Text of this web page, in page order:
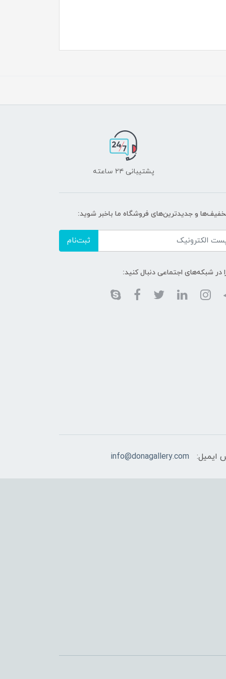
پشتیبانی ۲۴ ساعته
و جدیدترین‌های فروشگاه ما باخبر شوید:
ثبت‌نام
در شبکه‌های اجتماعی دنبال کنید:
ایمیل: info@donagallery.com